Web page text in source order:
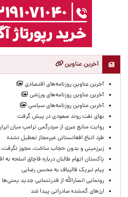
آخرین عناوین
آخرین عناوین روزنامه‌های اقتصادی
آخرین عناوین روزنامه‌های ورزشی
آخرین عناوین روزنامه‌های سیاسی
بهای نفت روند صعودی در پیش گرفت
روایت منابع عبری از سردرگمی ترامپ میان
طرد اتباع افغانستانی غیرمجاز تعطیل نشده
زیرزمینی و بدون حجاب ساخت، مجوز نگرفت،
پاکستان اتهام طالبان درباره قاچاق اسلحه به
پیام تبریک قالیباف به محسن رضایی
رونمایی انصارالله از قدرتنمایی جدید یمنی‌ها
ارزهای گمشده صادراتی پیدا شد